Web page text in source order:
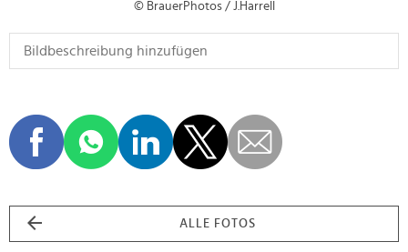
© BrauerPhotos / J.Harrell
ALLE FOTOS